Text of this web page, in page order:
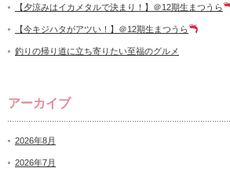
【夕涼みはイカメタルで決まり！】＠12期生まつうら
【今キジハタがアツい！】＠12期生まつうら
釣りの帰り道に立ち寄りたい至福のグルメ
アーカイブ
2026年8月
2026年7月